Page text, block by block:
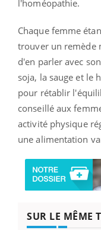
l'homéopathie.
Chaque femme
trouver un remède
d'en parler avec
soja, la sauge et le
pour rétablir
conseillé aux
activité physique
une alimentation
SUR LE MÊME